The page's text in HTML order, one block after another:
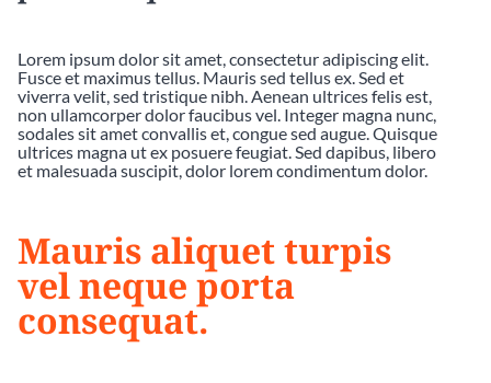
Lorem ipsum dolor sit amet, consectetur adipiscing elit.
Fusce et maximus tellus. Mauris sed tellus ex. Sed et
viverra velit, sed tristique nibh. Aenean ultrices felis est,
non ullamcorper dolor faucibus vel. Integer magna nunc,
sodales sit amet convallis et, congue sed augue. Quisque
ultrices magna ut ex posuere feugiat. Sed dapibus, libero
et malesuada suscipit, dolor lorem condimentum dolor.
Mauris aliquet turpis
vel neque porta
consequat.